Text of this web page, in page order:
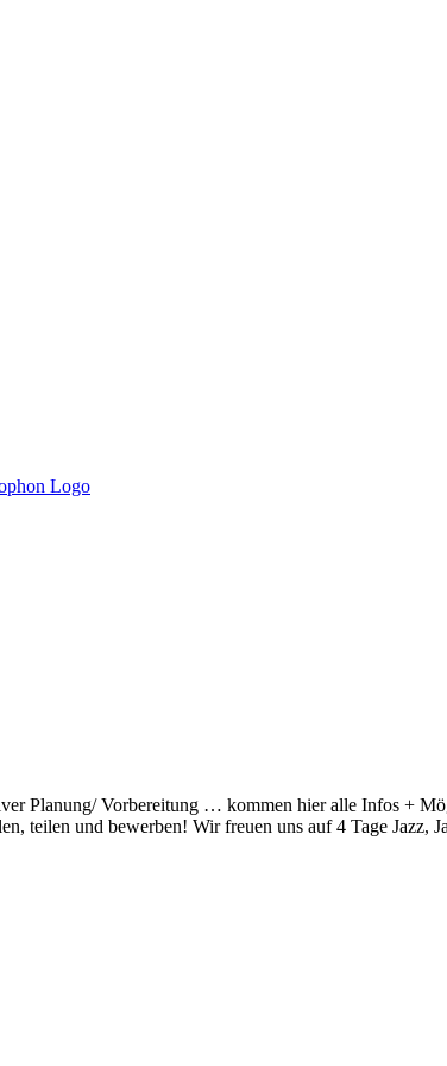
Planung/ Vorbereitung … kommen hier alle Infos +
teilen und bewerben! Wir freuen uns auf 4 Tage Jazz,